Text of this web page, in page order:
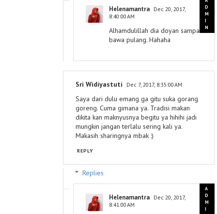
Helenamantra Dec 20, 2017,
8:40:00 AM
Alhamdulillah dia doyan sampai
bawa pulang. Hahaha
Sri Widiyastuti Dec 7, 2017, 8:35:00 AM
Saya dari dulu emang ga gitu suka gorang
goreng. Cuma gimana ya. Tradisi makan
dikita kan maknyusnya begitu ya hihihi jadi
mungkin jangan terlalu sering kali ya.
Makasih sharingnya mbak :)
REPLY
Replies
Helenamantra Dec 20, 2017,
8:41:00 AM